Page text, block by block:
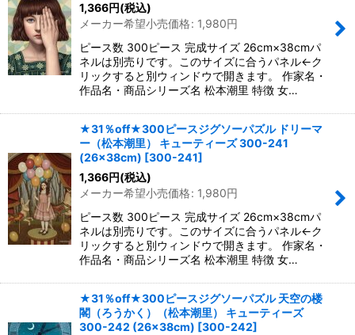
1,366円(税込)
メーカー希望小売価格: 1,980円
ピース数 300ピース 完成サイズ 26cm×38cmパ
ネルは別売りです。このサイズに合うパネル←ク
リックすると別ウィンドウで開きます。 作家名・
作品名・商品シリーズ名 松本潮里 特徴 女…
★31％off★300ピースジグソーパズル ドリーマ
ー（松本潮里） キューティーズ 300-241
(26×38cm) [300-241]
1,366円(税込)
メーカー希望小売価格: 1,980円
ピース数 300ピース 完成サイズ 26cm×38cmパ
ネルは別売りです。このサイズに合うパネル←ク
リックすると別ウィンドウで開きます。 作家名・
作品名・商品シリーズ名 松本潮里 特徴 女…
★31％off★300ピースジグソーパズル 天空の楼
閣（ろうかく）（松本潮里） キューティーズ
300-242 (26×38cm) [300-242]